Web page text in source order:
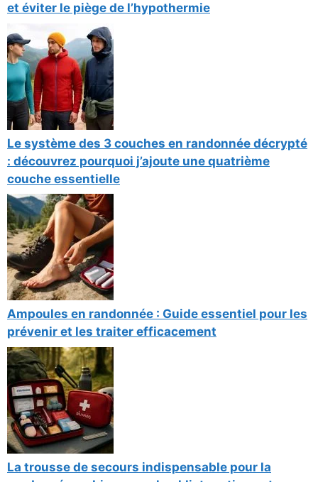
et éviter le piège de l’hypothermie
Le système des 3 couches en randonnée décrypté
: découvrez pourquoi j’ajoute une quatrième
couche essentielle
Ampoules en randonnée : Guide essentiel pour les
prévenir et les traiter efficacement
La trousse de secours indispensable pour la